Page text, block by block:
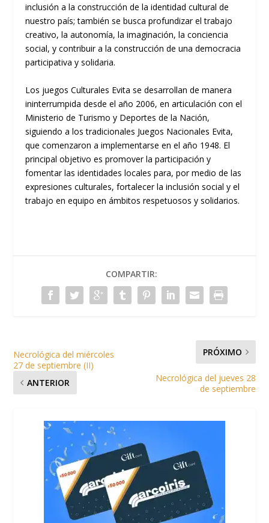
inclusión a la construcción de la identidad cultural de
nuestro país; también se busca profundizar el trabajo
creativo, la autonomía, la imaginación, la conciencia
social, y contribuir a la construcción de una democracia
participativa y solidaria.
Los juegos Culturales Evita se desarrollan de manera
ininterrumpida desde el año 2006, en articulación con el
Ministerio de Turismo y Deportes de la Nación,
siguiendo a los tradicionales Juegos Nacionales Evita,
que comenzaron a implementarse en el año 1948. El
principal objetivo es promover la participación y
fomentar las identidades locales para, por medio de las
expresiones culturales, fortalecer la inclusión social y el
trabajo en equipo en ámbitos respetuosos y solidarios.
COMPARTIR:
Necrológica del miércoles
27 de septiembre (II)
ANTERIOR
PRÓXIMO
Necrológica del jueves 28
de septiembre